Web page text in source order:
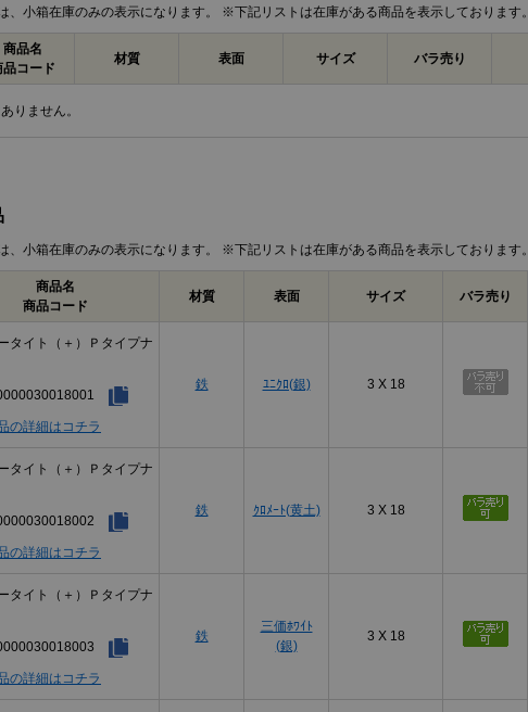
、小箱在庫のみの表示になります。 ※下記リストは在庫がある商品を表示しております。
商品名
品コード
材質 表面 サイズ バラ売り
りません。
、小箱在庫のみの表示になります。 ※下記リストは在庫がある商品を表示しております。
商品名
商品コード
材質 表面 サイズ バラ売り
タイト（＋）Ｐタイプナ
の詳細はコチラ
鉄 ﾕﾆｸﾛ(銀) 3 X 18
タイト（＋）Ｐタイプナ
の詳細はコチラ
鉄 ｸﾛﾒｰﾄ(黄土) 3 X 18
タイト（＋）Ｐタイプナ
の詳細はコチラ
鉄
三価ﾎﾜｲﾄ
(銀)
3 X 18